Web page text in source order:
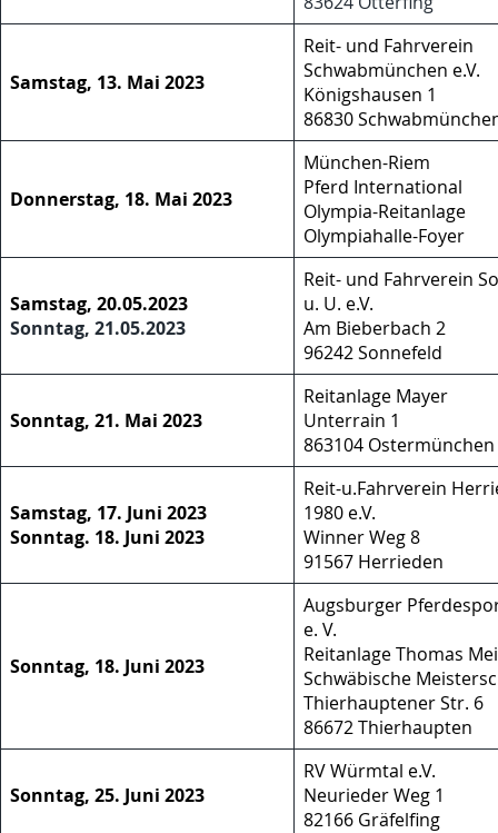
Samstag, 13. Mai 2023
Reit- und Fahrverein
Schwabmünchen e.V.
Königshausen 1
86830
Donnerstag, 18. Mai 2023
München-Riem
Pferd International
Olympia-Reitanlage
Olympiahalle-Foyer
Samstag, 20.05.2023
Sonntag, 21.05.2023
Reit- und Fahrverein
u. U. e.V.
Am Bieberbach 2
96242 Sonnefeld
Sonntag, 21. Mai 2023
Reitanlage Mayer
Unterrain 1
863104 Ostermünchen
Samstag, 17. Juni 2023
Sonntag. 18. Juni 2023
Reit-u.Fahrverein
1980 e.V.
Winner Weg 8
91567 Herrieden
Sonntag, 18. Juni 2023
Augsburger
e. V.
Reitanlage Thomas
Schwäbische
Thierhauptener Str. 6
86672 Thierhaupten
Sonntag, 25. Juni 2023
RV Würmtal e.V.
Neurieder Weg 1
82166 Gräfelfing